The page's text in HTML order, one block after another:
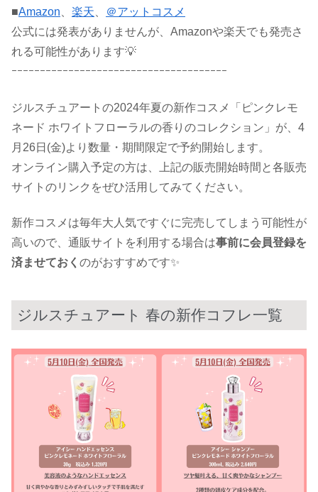
■Amazon、 楽天、
＠アットコスメ
公式には発表がありませんが、Amazonや楽天でも発売さ
れる可能性があります💡
ｰｰｰｰｰｰｰｰｰｰｰｰｰｰｰｰｰｰｰｰｰｰｰｰｰｰｰｰｰｰｰｰｰｰｰｰｰｰ
ジルスチュアートの2024年夏の新作コスメ「ピンクレモ
ネード ホワイトフローラルの香りのコレクション」が、4
月26日(金)より数量・期間限定で予約開始します。
オンライン購入予定の方は、上記の販売開始時間と各販売
サイトのリンクをぜひ活用してみてください。
新作コスメは毎年大人気ですぐに完売してしまう可能性が
高いので、通販サイトを利用する場合は事前に会員登録を
済ませておく のがおすすめです✨
ジルスチュアート 春の新作コフレ一覧